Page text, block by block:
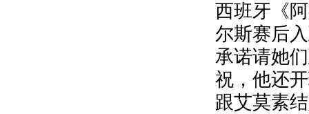
西班牙《
尔斯赛后
承诺请她
祝，他还
跟艾莫素